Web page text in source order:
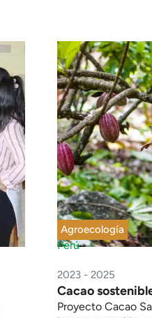
Agroecología
Perú
2023 - 2025
Cacao
Proyecto Cacao